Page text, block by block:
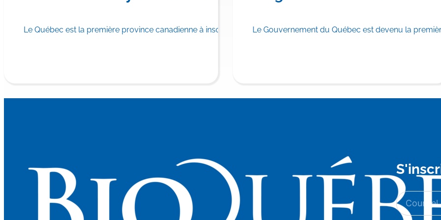
Le Québec est la première province canadienne à inscrire TRYNGOLZA® (olézarsen) aux Listes des médicaments
Le Gouvernement du Québec est devenu la